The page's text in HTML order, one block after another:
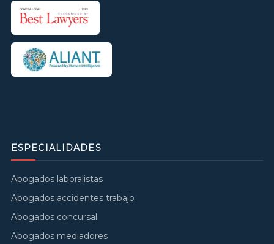
ESPECIALIDADES
Abogados laboralistas
Abogados accidentes trabajo
Abogados concursal
Abogados mediadores